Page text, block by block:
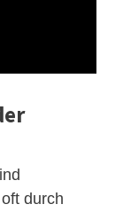
durch